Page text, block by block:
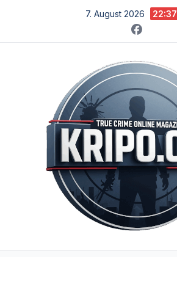
springen
7. August 2026 22:37